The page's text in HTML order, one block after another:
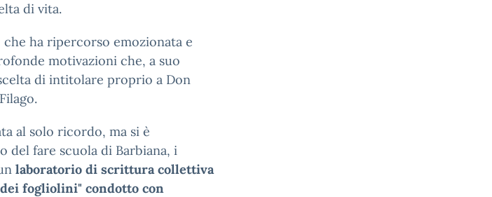
di vita.
che ha ripercorso emozionata e
motivazioni che, a suo
di intitolare proprio a Don
al solo ricordo, ma si è
del fare scuola di Barbiana, i
laboratorio di scrittura collettiva
fogliolini" condotto con